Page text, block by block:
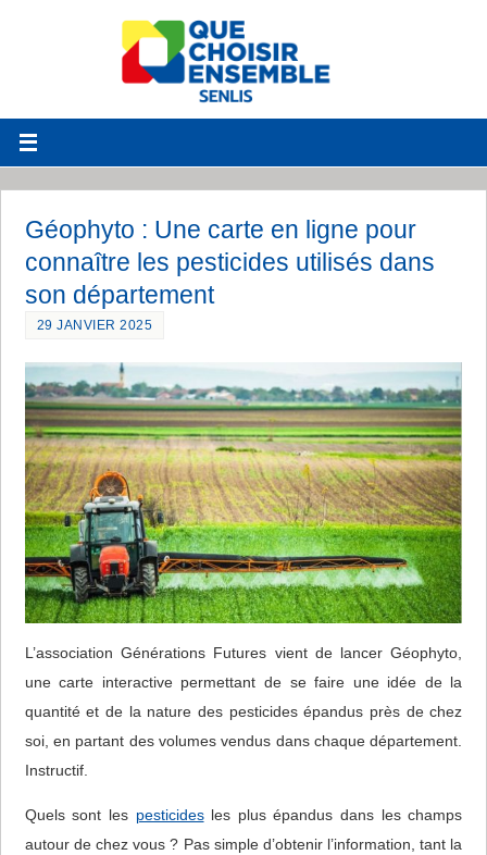
Géophyto : Une carte en ligne pour
connaître les pesticides utilisés dans
son département
29 JANVIER 2025
L’association Générations Futures vient de lancer Géophyto,
une carte interactive permettant de se faire une idée de la
quantité et de la nature des pesticides épandus près de chez
soi, en partant des volumes vendus dans chaque département.
Instructif.
Quels sont les pesticidesles plus épandus dans les champs
autour de chez vous ? Pas simple d’obtenir l’information, tant la